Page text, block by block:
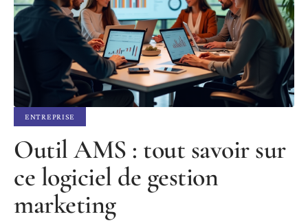
ENTREPRISE
Outil AMS : tout savoir sur
ce logiciel de gestion
marketing